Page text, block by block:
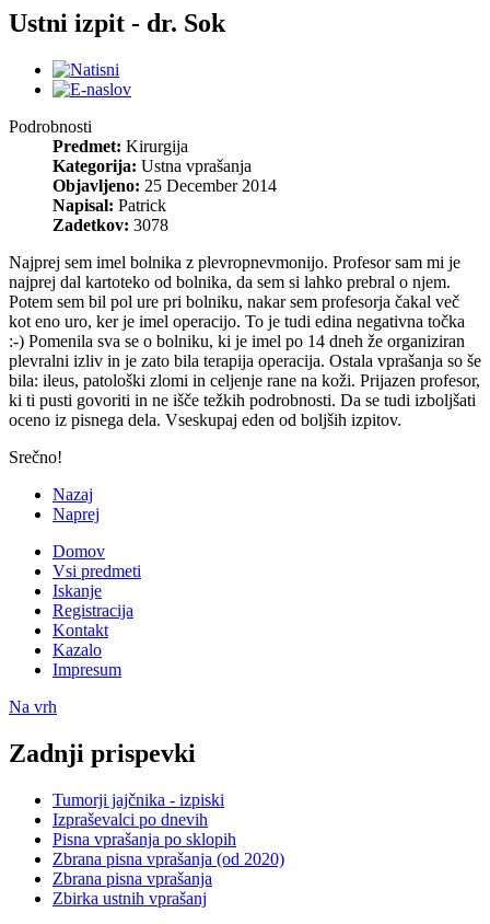
Ustni izpit - dr. Sok
Podrobnosti
Predmet: Kirurgija
Kategorija: Ustna vprašanja
Objavljeno: 25 December 2014
Napisal: Patrick
Zadetkov: 3078
Najprej sem imel bolnika z plevropnevmonijo. Profesor sam mi je
najprej dal kartoteko od bolnika, da sem si lahko prebral o njem.
Potem sem bil pol ure pri bolniku, nakar sem profesorja čakal več
kot eno uro, ker je imel operacijo. To je tudi edina negativna točka
:-) Pomenila sva se o bolniku, ki je imel po 14 dneh že organiziran
plevralni izliv in je zato bila terapija operacija. Ostala vprašanja so še
bila: ileus, patološki zlomi in celjenje rane na koži. Prijazen profesor,
ki ti pusti govoriti in ne išče težkih podrobnosti. Da se tudi izboljšati
oceno iz pisnega dela. Vseskupaj eden od boljših izpitov.
Srečno!
Nazaj
Naprej
Domov
Vsi predmeti
Iskanje
Registracija
Kontakt
Kazalo
Impresum
Na vrh
Zadnji prispevki
Tumorji jajčnika - izpiski
Izpraševalci po dnevih
Pisna vprašanja po sklopih
Zbrana pisna vprašanja (od 2020)
Zbrana pisna vprašanja
Zbirka ustnih vprašanj